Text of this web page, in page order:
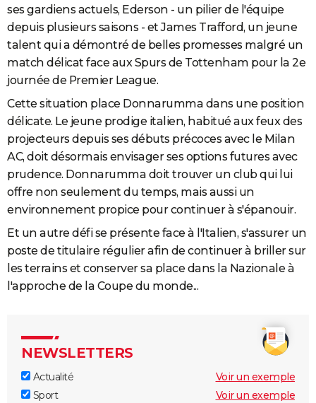
ses gardiens actuels, Ederson - un pilier de l'équipe
depuis plusieurs saisons - et James Trafford, un jeune
talent qui a démontré de belles promesses malgré un
match délicat face aux Spurs de Tottenham pour la 2e
journée de Premier League.
Cette situation place Donnarumma dans une position
délicate. Le jeune prodige italien, habitué aux feux des
projecteurs depuis ses débuts précoces avec le Milan
AC, doit désormais envisager ses options futures avec
prudence. Donnarumma doit trouver un club qui lui
offre non seulement du temps, mais aussi un
environnement propice pour continuer à s'épanouir.
Et un autre défi se présente face à l'Italien, s'assurer un
poste de titulaire régulier afin de continuer à briller sur
les terrains et conserver sa place dans la Nazionale à
l'approche de la Coupe du monde...
NEWSLETTERS
Actualité
Voir un exemple
Sport
Voir un exemple